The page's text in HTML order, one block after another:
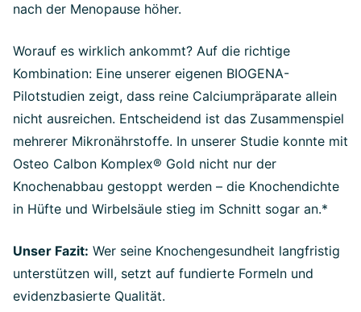
nach der Menopause höher.
Worauf es wirklich ankommt? Auf die richtige
Kombination: Eine unserer eigenen BIOGENA-
Pilotstudien zeigt, dass reine Calciumpräparate allein
nicht ausreichen. Entscheidend ist das Zusammenspiel
mehrerer Mikronährstoffe. In unserer Studie konnte mit
Osteo Calbon Komplex® Gold nicht nur der
Knochenabbau gestoppt werden – die Knochendichte
in Hüfte und Wirbelsäule stieg im Schnitt sogar an.*
Unser Fazit: Wer seine Knochengesundheit langfristig
unterstützen will, setzt auf fundierte Formeln und
evidenzbasierte Qualität.